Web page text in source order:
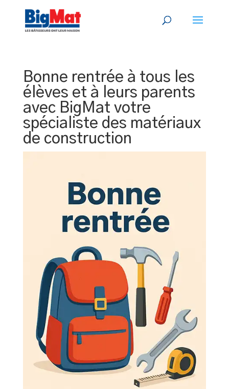
Bonne rentrée à tous les
élèves et à leurs parents
avec BigMat votre
spécialiste des matériaux
de construction